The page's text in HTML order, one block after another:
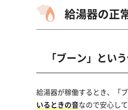
給湯器の正
「ブーン」とい
給湯器が稼働するとき、「
いるときの音なので安心し